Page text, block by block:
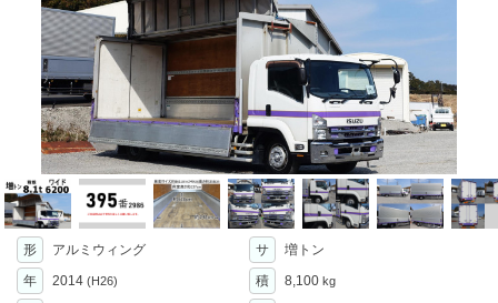
形 アルミウィング サ
増トン
年
2014 (H26) 積 8,100 kg